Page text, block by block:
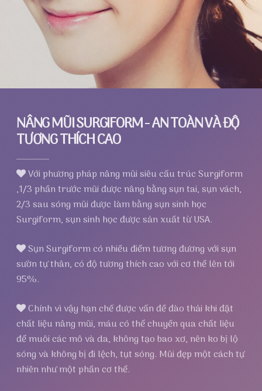
NÂNG MŨI SURGIFORM - AN TOÀN VÀ ĐỘ
TƯƠNG THÍCH CAO
Với phương pháp nâng mũi siêu cấu trúc Surgiform
,1/3 phần trước mũi được nâng bằng sụn tai, sụn vách,
2/3 sau sóng mũi được làm bằng sụn sinh học
Surgiform, sụn sinh học được sản xuất từ USA.
Sụn Surgiform có nhiều điểm tương đương với sụn
sườn tự thân, có độ tương thích cao với cơ thể lên tới
95%.
Chính vì vậy hạn chế được vấn đề đào thải khi đặt
chất liệu nâng mũi, máu có thể chuyền qua chất liệu
để muôi các mô và da, không tạo bao xơ, nên ko bị lộ
sóng và không bị đi lệch, tụt sóng. Mũi đẹp một cách tự
nhiên như một phần cơ thể.